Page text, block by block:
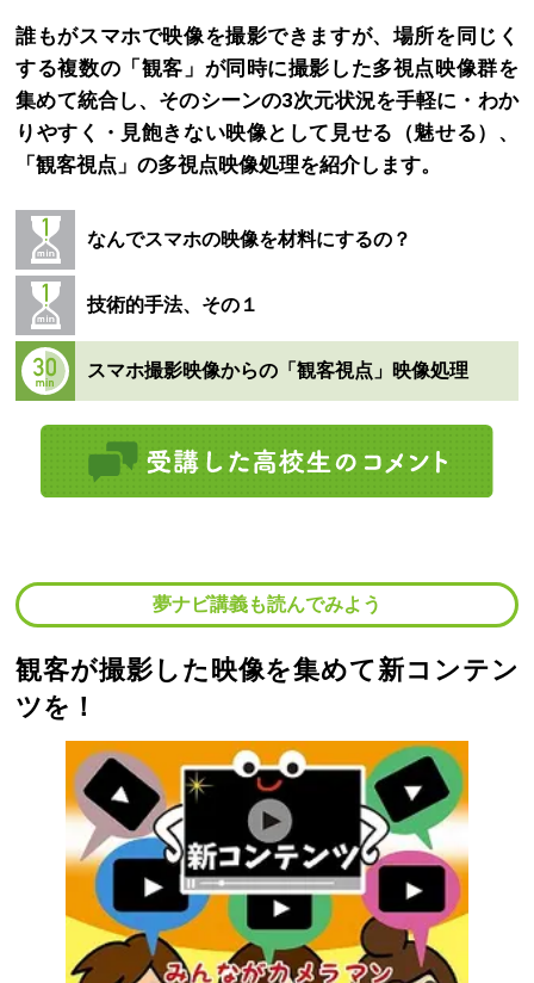
誰もがスマホで映像を撮影できますが、場所を同じく
する複数の「観客」が同時に撮影した多視点映像群を
集めて統合し、そのシーンの3次元状況を手軽に・わか
りやすく・見飽きない映像として見せる（魅せる）、
「観客視点」の多視点映像処理を紹介します。
なんでスマホの映像を材料にするの？
技術的手法、その１
スマホ撮影映像からの「観客視点」映像処理
夢ナビ講義も読んでみよう
観客が撮影した映像を集めて新コンテン
ツを！